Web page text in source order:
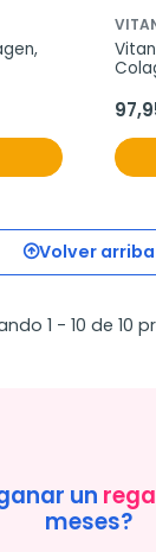
Volver arriba
1 - 10 de 10
un
meses?